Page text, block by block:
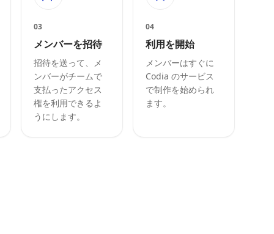
03
メンバーを招待
招待を送って、メ
ンバーがチームで
支払ったアクセス
権を利用できるよ
うにします。
04
利用を開始
メンバーはすぐに
Codia のサービス
で制作を始められ
ます。